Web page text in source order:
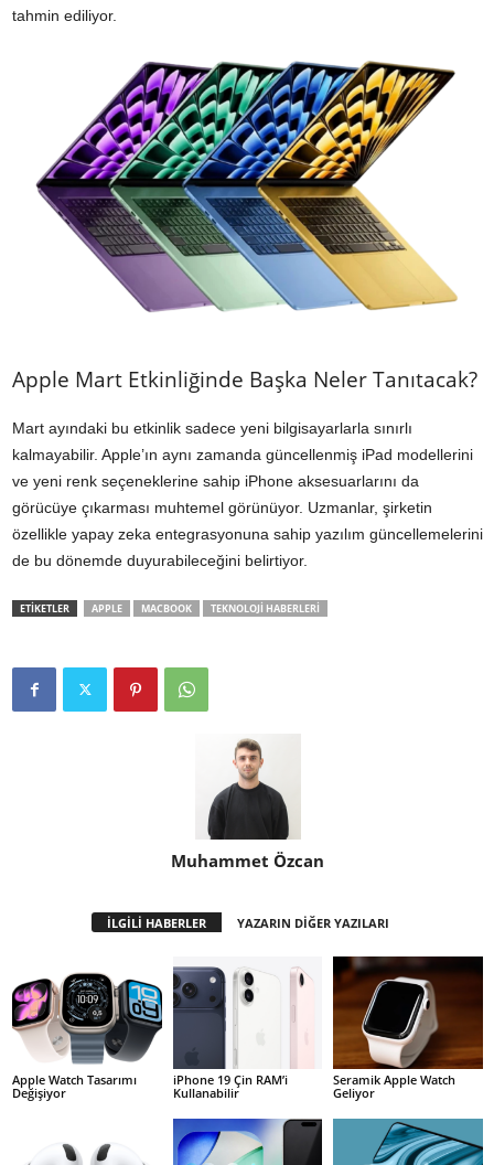
tahmin ediliyor.
Apple Mart Etkinliğinde Başka Neler Tanıtacak?
Mart ayındaki bu etkinlik sadece yeni bilgisayarlarla sınırlı
kalmayabilir. Apple’ın aynı zamanda güncellenmiş iPad modellerini
ve yeni renk seçeneklerine sahip iPhone aksesuarlarını da
görücüye çıkarması muhtemel görünüyor. Uzmanlar, şirketin
özellikle yapay zeka entegrasyonuna sahip yazılım güncellemelerini
de bu dönemde duyurabileceğini belirtiyor.
ETİKETLER APPLE MACBOOK TEKNOLOJI HABERLERI
Muhammet Özcan
İLGİLİ HABERLER YAZARIN DİĞER YAZILARI
Apple Watch Tasarımı
Değişiyor
iPhone 19 Çin RAM’i
Kullanabilir
Seramik Apple Watch
Geliyor